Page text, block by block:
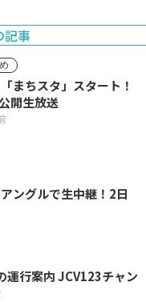
記事
まちスタ」スタート！
開生放送
ングルで生中継！2日
チャン